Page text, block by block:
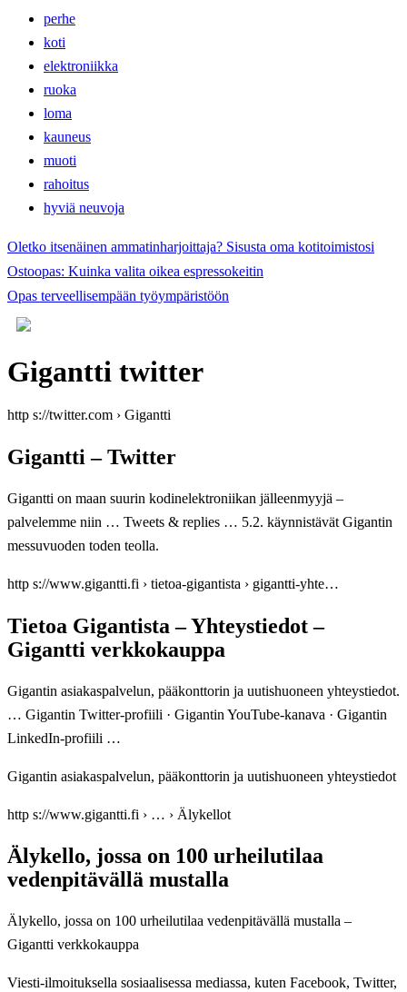
perhe
koti
elektroniikka
ruoka
loma
kauneus
muoti
rahoitus
hyviä neuvoja
Oletko itsenäinen ammatinharjoittaja? Sisusta oma kotitoimistosi
Ostoopas: Kuinka valita oikea espressokeitin
Opas terveellisempään työympäristöön
Gigantti twitter
http s://twitter.com › Gigantti
Gigantti – Twitter
Gigantti on maan suurin kodinelektroniikan jälleenmyyjä –
palvelemme niin … Tweets & replies … 5.2. käynnistävät Gigantin
messuvuoden toden teolla.
http s://www.gigantti.fi › tietoa-gigantista › gigantti-yhte…
Tietoa Gigantista – Yhteystiedot –
Gigantti verkkokauppa
Gigantin asiakaspalvelun, pääkonttorin ja uutishuoneen yhteystiedot.
… Gigantin Twitter-profiili · Gigantin YouTube-kanava · Gigantin
LinkedIn-profiili …
Gigantin asiakaspalvelun, pääkonttorin ja uutishuoneen yhteystiedot
http s://www.gigantti.fi › … › Älykellot
Älykello, jossa on 100 urheilutilaa
vedenpitävällä mustalla
Älykello, jossa on 100 urheilutilaa vedenpitävällä mustalla –
Gigantti verkkokauppa
Viesti-ilmoituksella sosiaalisessa mediassa, kuten Facebook, Twitter,